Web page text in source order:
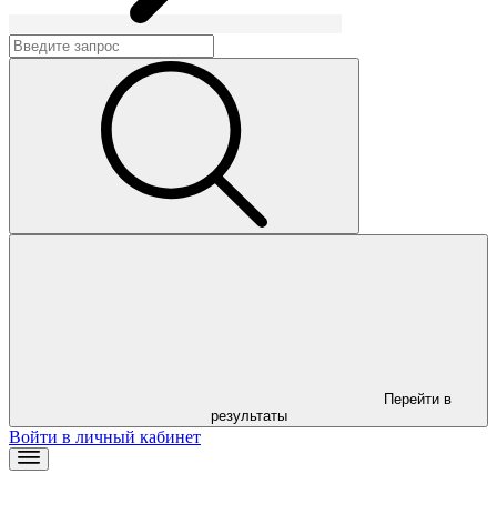
результаты
Войти в личный кабинет